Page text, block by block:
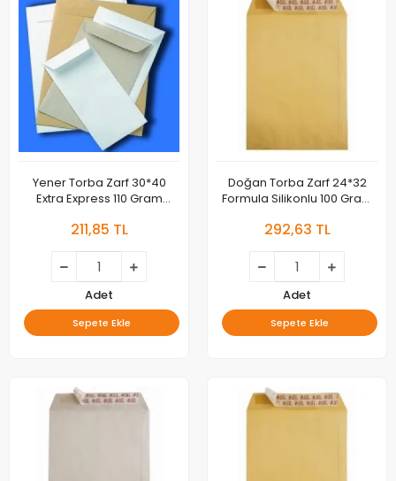
Yener Torba Zarf 30*40
Extra Express 110 Gram
211,85 TL
Adet
Sepete Ekle
Doğan Torba Zarf 24*32
Formula Silikonlu 100 Gram
292,63 TL
Adet
Sepete Ekle